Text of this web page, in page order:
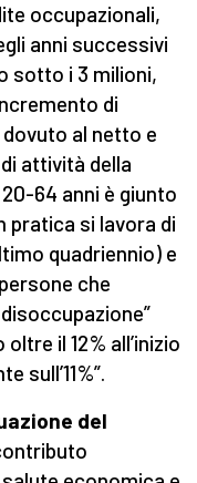
occupazionali,
anni successivi
sotto i 3 milioni,
di
al netto e
attività della
64 anni è giunto
pratica si lavora di
quadriennio) e
che
il 12% all’inizio
sull’11%”.
del